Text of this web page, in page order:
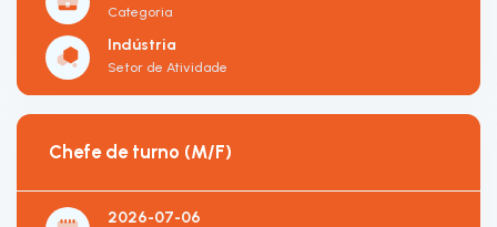
Categoria
Indústria
Setor de Atividade
Chefe de turno (M/F)
2026-07-06